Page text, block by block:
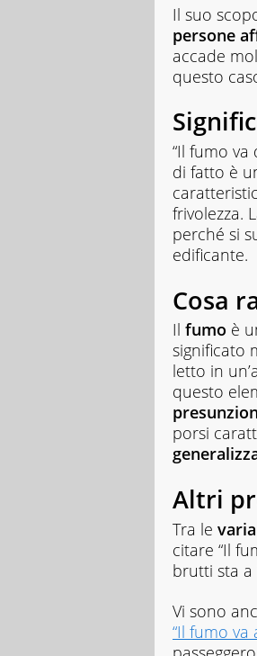
Il suo
persone
accade
questo
“Il fumo
di fatto è
frivolezza.
perché si
edificante.
Cosa
Il fumo è
significato
letto in
questo
porsi
Altri
Tra le
citare “Il
brutti sta a
Vi sono
“Il fumo va